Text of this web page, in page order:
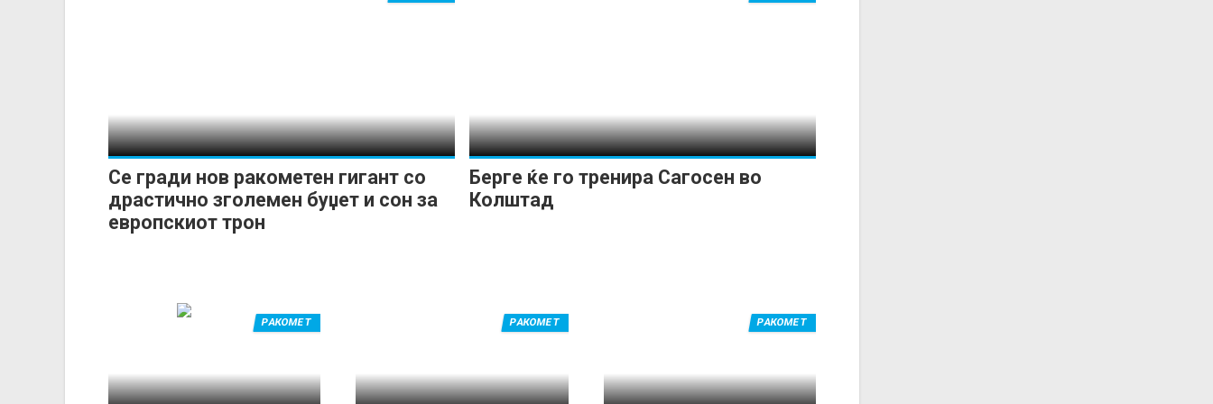
Се гради нов ракометен гигант со
драстично зголемен буџет и сон за
европскиот трон
Берге ќе го тренира Сагосен во
Колштад
РАКОМЕТ РАКОМЕТ РАКОМЕТ